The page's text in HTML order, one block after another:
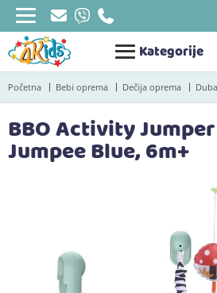
Kategorije
Početna Bebi oprema Dečija oprema
BBO Activity
Jumpee Blue, 6m+